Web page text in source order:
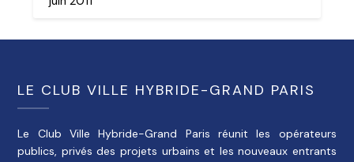
LE CLUB VILLE HYBRIDE-GRAND PARIS
Le Club Ville Hybride-Grand Paris réunit les opérateurs
publics, privés des projets urbains et les nouveaux entrants